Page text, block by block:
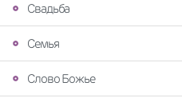
Свадьба
Семья
Слово Божье